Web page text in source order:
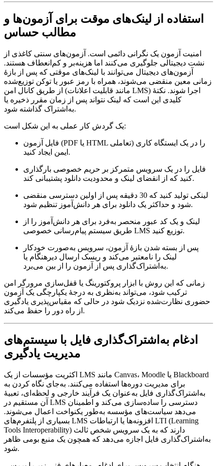
استفاده از لینک‌های موقت برای آزمون‌ها و
مطالب حساس
امنیت آزمون یک نگرانی دائمی است. آزمون‌های سنتی کاغذی از
نشت دیجیتالی جلوگیری می‌کنند اما هزینه‌بر و کم‌انعطاف هستند.
آزمون‌های دیجیتال می‌توانند با لینک‌های موقتی که پس از بازهٔ
زمانی معین منقضی می‌شوند، همراه با رمز عبور یا توکن توزیع‌شده
از طریق کانال امن (مانند قابلیت اعلانات LMS) اجرا شوند. نکتهٔ
کلیدی این است که لینک نتواند پس از زمان مقرر ذخیره یا
به‌اشتراک گذاشته شود.
یک گردش کار عملی به این شکل است:
فایل آزمون (PDF یا HTML تعاملی) را در یک ایستگاه کاری
ایمن ایجاد کنید.
فایل را در یک سرویس متمرکز بر حریم خصوصی بارگذاری
کنید که از انقضای لینک و محدودیت دانلود پشتیبانی کند.
لینکی تولید کنید که 30 دقیقه پس از اولین دسترسی منقضی
شود و حداکثر یک دانلود برای هر دانش‌آموز تنظیم شود.
لینک و یک کد عبور منحصر به‌فرد برای هر دانش‌آموز را از
طریق سیستم پیام‌رسانی خصوصی LMS توزیع کنید.
پس از بسته شدن بازهٔ آزمون، سرویس به‌صورت خودکار
لینک را نامعتبر می‌کند و ریسک ارسال دیرهنگام یا
به‌اشتراک‌گذاری پس از آزمون را از بین می‌برد.
زمانی که این روش با ابزار پروکتورینگ یا قفل‌سازی مرورگر امن
ترکیب شود، می‌تواند به‌نظری به درجهٔ یکپارچگی یک آزمون
حضوری نظارت‌شده نزدیک شود در حالی که مقیاس‌پذیری یادگیری
از راه دور را حفظ می‌کند.
ادغام به‌اشتراک‌گذاری فایل با سیستم‌های
مدیریت یادگیری
اکثریت مؤسسات از یک LMS مانند Canvas، Moodle یا Blackboard
برای مدیریت دوره‌ها استفاده می‌کنند. به‌جای نگاه کردن به
به‌اشتراک‌گذاری فایل به‌عنوان یک فرآیند خارجی و لحظه‌ای، تعبیهٔ
آن مستقیم در LMS دسترسی را ساده‌سازی می‌کند و اطمینان
می‌دهد سیاست‌های مؤسسه به‌طور یکنواخت اعمال می‌شوند.
بسیاری از پلتفرم‌های LMS افزونه‌ها یا ارتباطات LTI (Learning
Tools Interoperability) دارند که به یک سرویس شخص ثالث
به‌اشتراک‌گذاری فایل اجازه می‌دهد که همچون یک منبع بومی ظاهر
شود.